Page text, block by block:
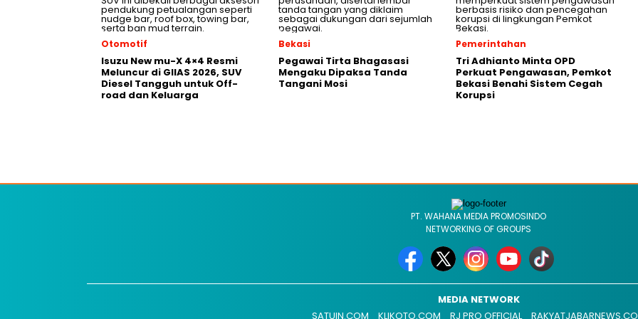
Otomotif
Isuzu New mu-X 4×4 Resmi
Meluncur di GIIAS 2026, SUV
Diesel Tangguh untuk Off-
road dan Keluarga
Bekasi
Pegawai Tirta Bhagasasi
Mengaku Dipaksa Tanda
Tangani Mosi
Pemerintahan
Tri Adhianto Minta OPD
Perkuat Pengawasan, Pemkot
Bekasi Benahi Sistem Cegah
Korupsi
PT. WAHANA MEDIA PROMOSINDO
NETWORKING OF GROUPS
MEDIA NETWORK
SATUIN.COM
KLIKOTO.COM RJ PRO OFFICIAL